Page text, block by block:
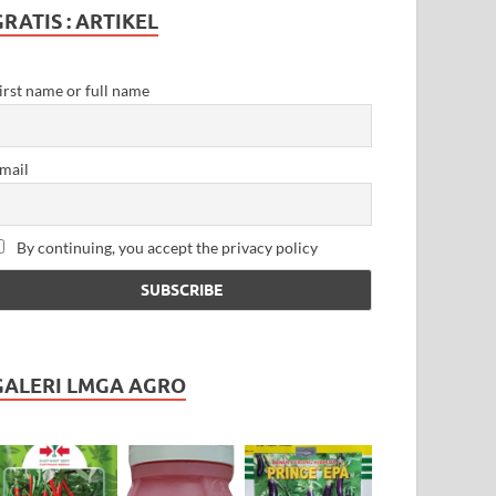
: ARTIKEL
name or full name
By continuing, you accept the privacy policy
LMGA AGRO